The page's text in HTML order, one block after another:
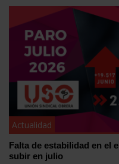
Actualidad
Falta de estabilidad en el
subir en julio